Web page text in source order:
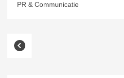
PR & Communicatie